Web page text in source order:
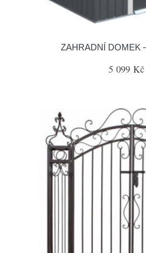
ZAHRADNÍ DOMEK
5 099 Kč